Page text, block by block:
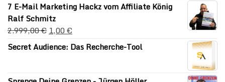
7 E-Mail Marketing Hackz vom Affiliate König
Ralf Schmitz
2.999,00€ 1,00 €
Secret Audience: Das Recherche-Tool